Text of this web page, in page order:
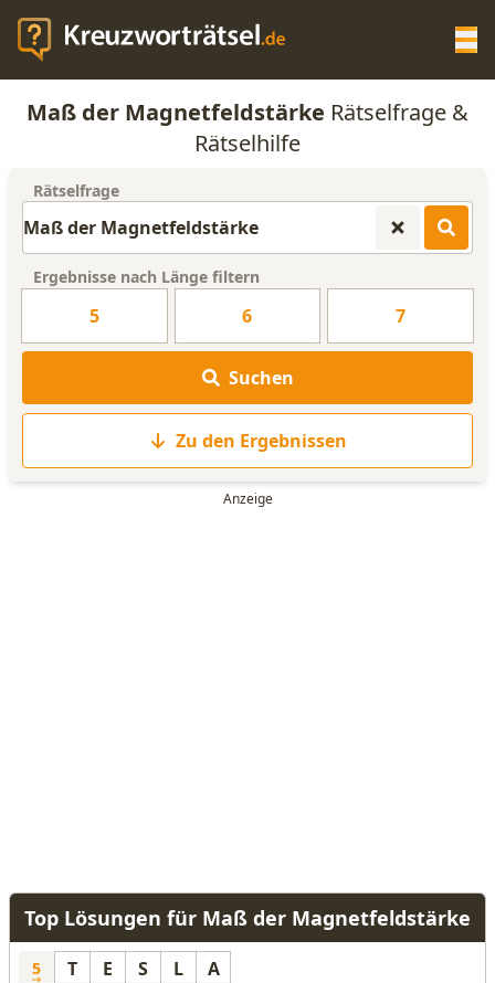
KREUZWORTRÄTSEL-HILFE
ANAGRAMM-GENERATOR
WORTLISTE
Maß der Magnetfeldstärke Rätselfrage &
Rätselhilfe
Rätselfrage
Ergebnisse nach Länge filtern
5 6 7
Suchen
Zu den Ergebnissen
Top Lösungen für Maß der Magnetfeldstärke
5 T E S L A